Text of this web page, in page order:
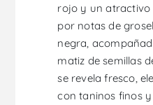
rojo y un
por notas de
negra,
matiz de semillas
se revela fresco,
con taninos finos